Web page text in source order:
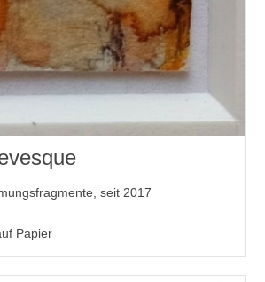
seit 2017
Papier